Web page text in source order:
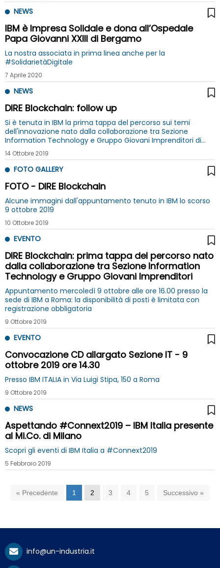
NEWS
IBM è Impresa Solidale e dona all’Ospedale
Papa Giovanni XXIII di Bergamo
La nostra associata in prima linea anche per la
#SolidarietàDigitale
7 Aprile 2020
NEWS
DIRE Blockchain: follow up
Si è tenuta in IBM la prima tappa del percorso sui temi
dell'innovazione nato dalla collaborazione tra Sezione
Information Technology e Gruppo Giovani Imprenditori di
Unindustria
14 Ottobre 2019
FOTO GALLERY
FOTO - DIRE Blockchain
Alcune immagini dall'appuntamento tenuto in IBM lo scorso
9 ottobre 2019
10 Ottobre 2019
EVENTO
DIRE Blockchain: prima tappa del percorso nato
dalla collaborazione tra Sezione Information
Technology e Gruppo Giovani Imprenditori
Appuntamento mercoledì 9 ottobre alle ore 16.00 presso la
sede di IBM a Roma: la disponibilità di posti è limitata con
registrazione obbligatoria
9 Ottobre 2019
EVENTO
Convocazione CD allargato Sezione IT - 9
ottobre 2019 ore 14.30
Presso IBM ITALIA in Via Luigi Stipa, 150 a Roma
9 Ottobre 2019
NEWS
Aspettando #Connext2019 – IBM Italia presente
al Mi.Co. di Milano
Scopri gli eventi di IBM Italia a #Connext2019
5 Febbraio 2019
« Precedente 1 2 3 4 5 Successivo »
info@un-industria.it